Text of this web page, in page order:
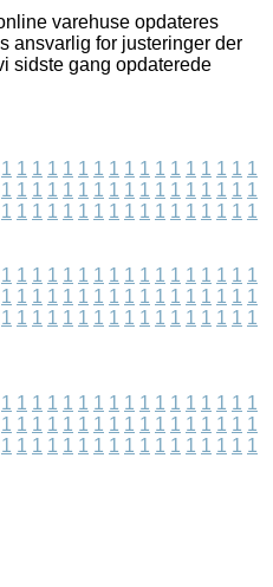
varehuse opdateres
ansvarlig for justeringer der
sidste gang opdaterede
1 1 1 1 1 1 1 1 1 1 1 1 1 1 1 1 1
1 1 1 1 1 1 1 1 1 1 1 1 1 1 1 1 1
1 1 1 1 1 1 1 1 1 1 1 1 1 1 1 1 1
1 1 1 1 1 1 1 1 1 1 1 1 1 1 1 1 1
1 1 1 1 1 1 1 1 1 1 1 1 1 1 1 1 1
1 1 1 1 1 1 1 1 1 1 1 1 1 1 1 1 1
1 1 1 1 1 1 1 1 1 1 1 1 1 1 1 1 1
1 1 1 1 1 1 1 1 1 1 1 1 1 1 1 1 1
1 1 1 1 1 1 1 1 1 1 1 1 1 1 1 1 1